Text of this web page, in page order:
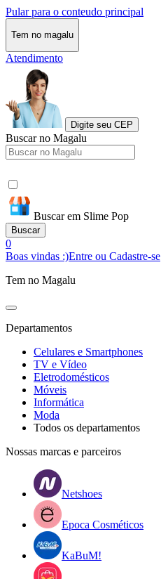
Pular para o conteudo principal
Tem no magalu
Atendimento
Digite seu CEP
Buscar no Magalu
Buscar em Slime Pop
Buscar
0
Boas vindas :)Entre ou Cadastre-se
Tem no Magalu
Departamentos
Celulares e Smartphones
TV e Vídeo
Eletrodomésticos
Móveis
Informática
Moda
Todos os departamentos
Nossas marcas e parceiros
Netshoes
Epoca Cosméticos
KaBuM!